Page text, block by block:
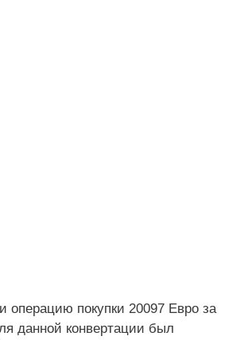
операцию покупки 20097 Евро за
данной конвертации был